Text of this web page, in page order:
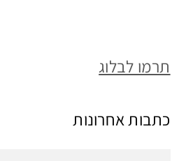
תרמו לבלוג
כתבות אחרונות